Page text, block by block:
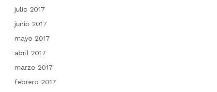
julio 2017
junio 2017
mayo 2017
abril 2017
marzo 2017
febrero 2017